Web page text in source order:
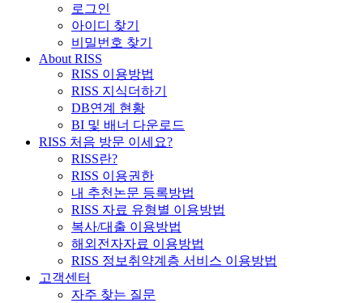
로그인
아이디 찾기
비밀번호 찾기
About RISS
RISS 이용방법
RISS 지식더하기
DB연계 현황
BI 및 배너 다운로드
RISS 처음 방문 이세요?
RISS란?
RISS 이용권한
내 추천논문 등록방법
RISS 자료 유형별 이용방법
복사/대출 이용방법
해외전자자료 이용방법
RISS 정보취약계층 서비스 이용방법
고객센터
자주 찾는 질문